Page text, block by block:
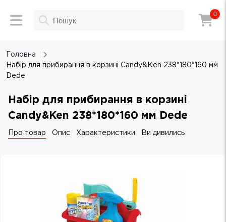
0
Головна
Набір для прибирання в корзині Candy&Ken 238*180*160 мм
Dede
Набір для прибирання в корзині
Candy&Ken 238*180*160 мм Dede
Про товар Опис Характеристики Ви дивились